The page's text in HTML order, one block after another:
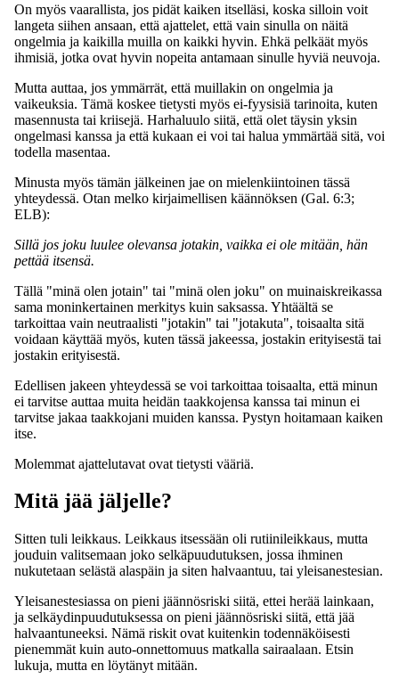
On myös vaarallista, jos pidät kaiken itselläsi, koska silloin voit
langeta siihen ansaan, että ajattelet, että vain sinulla on näitä
ongelmia ja kaikilla muilla on kaikki hyvin. Ehkä pelkäät myös
ihmisiä, jotka ovat hyvin nopeita antamaan sinulle hyviä neuvoja.
Mutta auttaa, jos ymmärrät, että muillakin on ongelmia ja
vaikeuksia. Tämä koskee tietysti myös ei-fyysisiä tarinoita, kuten
masennusta tai kriisejä. Harhaluulo siitä, että olet täysin yksin
ongelmasi kanssa ja että kukaan ei voi tai halua ymmärtää sitä, voi
todella masentaa.
Minusta myös tämän jälkeinen jae on mielenkiintoinen tässä
yhteydessä. Otan melko kirjaimellisen käännöksen (Gal. 6:3;
ELB):
Sillä jos joku luulee olevansa jotakin, vaikka ei ole mitään, hän
pettää itsensä.
Tällä "minä olen jotain" tai "minä olen joku" on muinaiskreikassa
sama moninkertainen merkitys kuin saksassa. Yhtäältä se
tarkoittaa vain neutraalisti "jotakin" tai "jotakuta", toisaalta sitä
voidaan käyttää myös, kuten tässä jakeessa, jostakin erityisestä tai
jostakin erityisestä.
Edellisen jakeen yhteydessä se voi tarkoittaa toisaalta, että minun
ei tarvitse auttaa muita heidän taakkojensa kanssa tai minun ei
tarvitse jakaa taakkojani muiden kanssa. Pystyn hoitamaan kaiken
itse.
Molemmat ajattelutavat ovat tietysti vääriä.
Mitä jää jäljelle?
Sitten tuli leikkaus. Leikkaus itsessään oli rutiinileikkaus, mutta
jouduin valitsemaan joko selkäpuudutuksen, jossa ihminen
nukutetaan selästä alaspäin ja siten halvaantuu, tai yleisanestesian.
Yleisanestesiassa on pieni jäännösriski siitä, ettei herää lainkaan,
ja selkäydinpuudutuksessa on pieni jäännösriski siitä, että jää
halvaantuneeksi. Nämä riskit ovat kuitenkin todennäköisesti
pienemmät kuin auto-onnettomuus matkalla sairaalaan. Etsin
lukuja, mutta en löytänyt mitään.